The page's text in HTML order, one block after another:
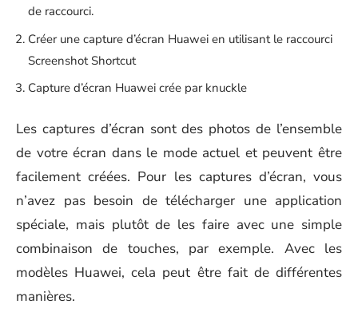
de raccourci.
Créer une capture d’écran Huawei en utilisant le raccourci
Screenshot Shortcut
Capture d’écran Huawei crée par knuckle
Les captures d’écran sont des photos de l’ensemble
de votre écran dans le mode actuel et peuvent être
facilement créées. Pour les captures d’écran, vous
n’avez pas besoin de télécharger une application
spéciale, mais plutôt de les faire avec une simple
combinaison de touches, par exemple. Avec les
modèles Huawei, cela peut être fait de différentes
manières.